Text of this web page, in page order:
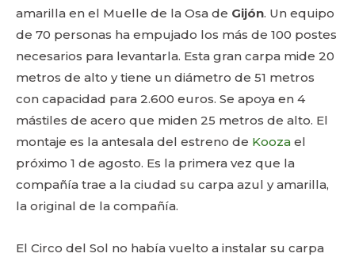
amarilla en el Muelle de la Osa de Gijón. Un equipo
de 70 personas ha empujado los más de 100 postes
necesarios para levantarla. Esta gran carpa mide 20
metros de alto y tiene un diámetro de 51 metros
con capacidad para 2.600 euros. Se apoya en 4
mástiles de acero que miden 25 metros de alto. El
montaje es la antesala del estreno de Kooza el
próximo 1 de agosto. Es la primera vez que la
compañía trae a la ciudad su carpa azul y amarilla,
la original de la compañía.
El Circo del Sol no había vuelto a instalar su carpa